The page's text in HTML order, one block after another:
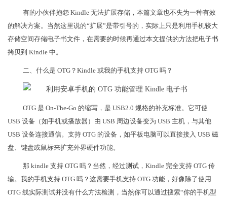
有的小伙伴抱怨 Kindle 无法扩展存储，本篇文章也不失为一种有效
的解决方案。当然这里说的“扩展”是带引号的，实际上只是利用手机较大
存储空间存储电子书文件，在需要的时候再通过本文提供的方法把电子书
拷贝到 Kindle 中。
二、什么是 OTG？Kindle 或我的手机支持 OTG 吗？
OTG 是 On-The-Go 的缩写，是 USB2.0 规格的补充标准。它可使
USB 设备（如手机或播放器）由 USB 周边设备变为 USB 主机，与其他
USB 设备连接通信。支持 OTG 的设备，如平板电脑可以直接接入 USB 磁
盘、键盘或鼠标来扩充外界硬件功能。
那 kindle 支持 OTG 吗？当然，经过测试，Kindle 完全支持 OTG 传
输。我的手机支持 OTG 吗？这需要手机支持 OTG 功能，好像除了使用
OTG 线实际测试并没有什么方法检测，当然你可以通过搜索“你的手机型